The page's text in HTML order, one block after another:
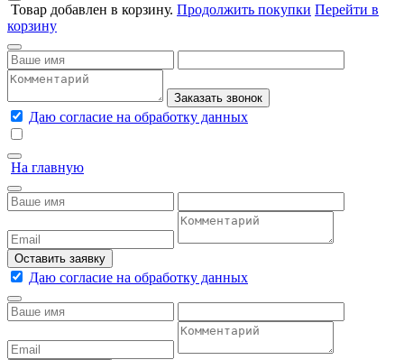
Товар добавлен в корзину. Продолжить покупки Перейти в
корзину
Заказать звонок
Даю согласие на обработку данных
На главную
Оставить заявку
Даю согласие на обработку данных